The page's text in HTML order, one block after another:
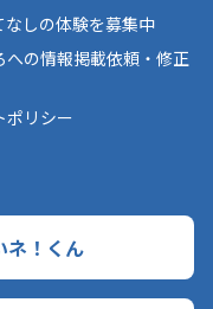
なしの体験を募集中
への情報掲載依頼・修正
ポリシー
！くん